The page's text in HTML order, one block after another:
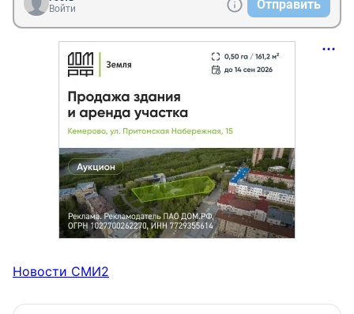
Войти
Отправить
Новости СМИ2